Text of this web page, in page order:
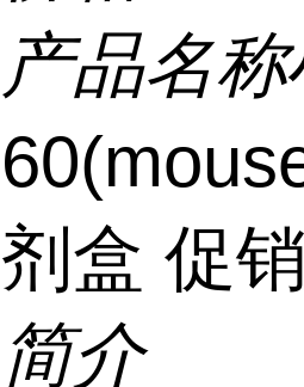
产品名称
剂盒 促销
简介